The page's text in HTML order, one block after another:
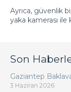
Ayrıca, güvenlik
yaka kamerası ile
Son
Gaziantep
3 Haziran 2026